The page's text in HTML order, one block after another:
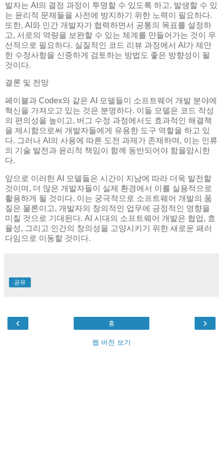
발자는 AI의 결정 과정이 투명할 수 있도록 하고, 발생할 수 있
는 윤리적 문제들을 사전에 방지하기 위한 노력이 필요하다.
또한, AI와 인간 개발자가 협력하면서 공통의 목표를 설정하
고, 서로의 역량을 보완할 수 있는 체계를 만들어가는 것이 우
선적으로 필요하다. 실질적인 코드 리뷰 과정에서 AI가 제안
한 수정사항을 신중하게 검토하는 방법도 좋은 방향성이 될
것이다.
결론 및 전망
페이블과 Codex와 같은 AI 모델들이 소프트웨어 개발 분야에
혁신을 가져오고 있는 것은 분명하다. 이들 모델은 코드 작성
의 편의성을 높이고, 버그 수정 과정에서도 효과적인 해결책
을 제시함으로써 개발자들에게 유용한 도구 역할을 하고 있
다. 그러나 AI의 사용에 따른 도전 과제가 존재하며, 이는 인류
의 기술 발전과 윤리적 책임이 함께 동반되어야 함을암시한
다.
앞으로 이러한 AI 모델들은 시간이 지남에 따라 더욱 발전할
것이며, 더 많은 개발자들이 실제 환경에서 이를 실용적으로
활용하게 될 것이다. 이는 궁극적으로 소프트웨어 개발의 품
질은 물론이고, 개발자의 창의적인 업무에 긍정적인 영향을
미칠 것으로 기대된다. AI 시대의 소프트웨어 개발은 협업, 효
율성, 그리고 인간의 창의성을 고양시키기 위한 새로운 패러
다임으로 이동할 것이다.
공유
‹ ›
홈
웹 버전 보기